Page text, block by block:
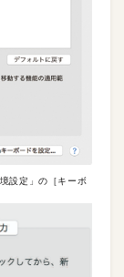
設定」の［キーボ